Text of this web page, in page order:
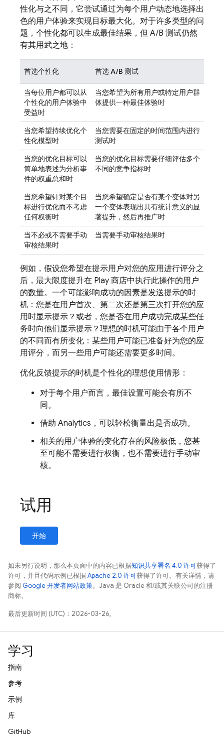
性化与之不同，它尝试通过为每个用户动态地选择出
色的用户体验来实现目标最大化。对于许多类型的问
题，个性化都可以生成最佳结果，但 A/B 测试仍然
有其用武之地：
首选个性化 首选 A/B 测试
当每位用户都可以从
个性化的用户体验中
受益时
当您希望为所有用户或特定用户群
体提供一种最佳体验时
当您希望持续优化个
性化模型时
当您需要在固定的时间范围内进行
测试时
当您的优化目标可以
简单地表述为分析事
件的权重总和时
当您的优化目标需要仔细评估多个
不同的竞争指标时
当您希望针对某个目
标进行优化而不考虑
任何权衡时
当您希望确定是否有某个变体对另
一个变体表现出具有统计意义的显
著提升，然后再推广时
当不必或不需要手动
审核结果时
当需要手动审核结果时
例如，假设您希望在提示用户对您的应用进行评分之
后，最大限度提升在 Play 商店中执行此操作的用户
的数量。一个可能影响成功的因素是发送提示的时
机：您是在用户首次、第二次还是第三次打开您的应
用时显示提示？或者，您是否在用户成功完成某些任
务时向他们显示提示？理想的时机可能由于各个用户
的不同而有所变化：某些用户可能已准备好为您的应
用评分，而另一些用户可能还需要更多时间。
优化反馈提示的时机是个性化的理想使用情形：
对于每个用户而言，最佳设置可能会有所不
同。
借助 Analytics ，可以轻松衡量出是否成功。
相关的用户体验的变化存在的风险极低，您甚
至可能不需要进行权衡，也不需要进行手动审
核。
试用
开始
如未另行说明，那么本页面中的内容已根据知识共享署名 4.0 许可获得了
许可，并且代码示例已根据Apache 2.0 许可获得了许可。有关详情，请
参阅 Google 开发者网站政策。Java 是 Oracle 和/或其关联公司的注册
商标。
最后更新时间 (UTC)：2026-03-26。
学习
指南
参考
示例
库
GitHub